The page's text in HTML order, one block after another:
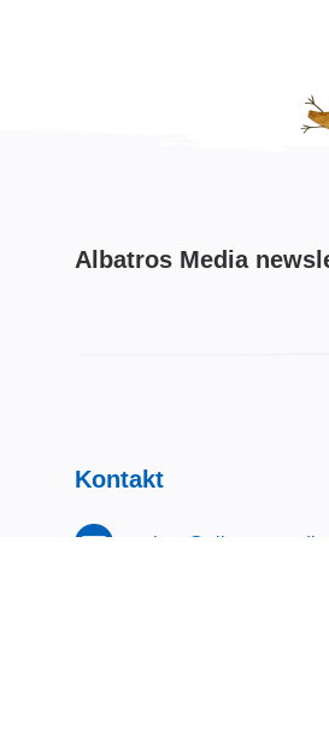
Albatros Media
Kontakt